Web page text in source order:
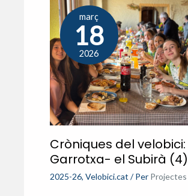
març
18
2026
Cròniques del velobici:
Garrotxa- el Subirà (4)
2025-26, Velobici.cat / Per